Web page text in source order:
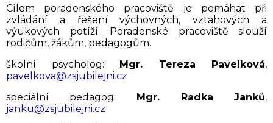
Cílem poradenského pracoviště je pomáhat při
zvládání a řešení výchovných, vztahových a
výukových potíží. Poradenské pracoviště slouží
rodičům, žákům, pedagogům.
školní psycholog: Mgr. Tereza Pavelková,
pavelkova@zsjubilejni.cz
speciální pedagog: Mgr. Radka Janků,
janku@zsjubilejni.cz